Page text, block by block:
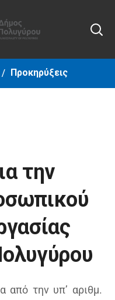
Προκηρύξεις
την
από την υπ’ αριθμ.